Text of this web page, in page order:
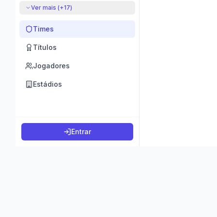
Ver mais (+17)
Times
Títulos
Jogadores
Estádios
Entrar